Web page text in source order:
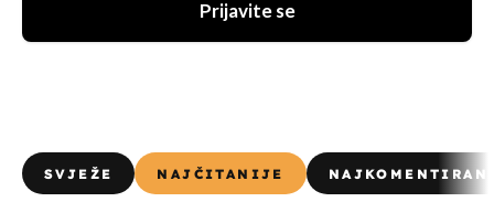
Prijavite se
SVJEŽE NAJČITANIJE